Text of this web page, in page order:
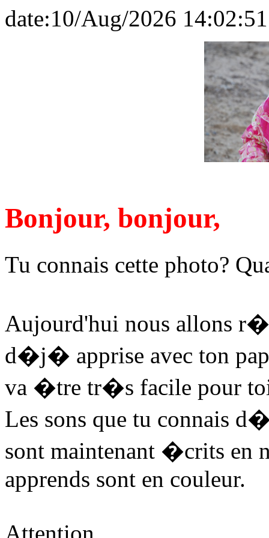
date:10/Aug/2026 14:02:51
Bonjour, bonjour,
Tu connais cette photo?
Aujourd'hui nous allons
d�j� apprise avec ton
va �tre tr�s facile pour
Les sons que tu connais
sont maintenant �crits en
apprends sont en couleur.
Attention